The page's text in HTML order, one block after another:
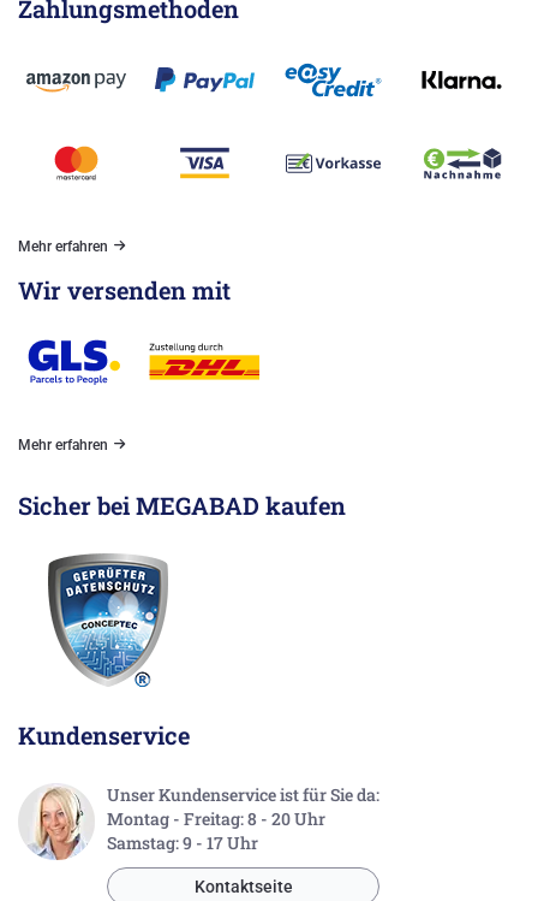
Zahlungsmethoden
Mehr erfahren
Wir versenden mit
Mehr erfahren
Sicher bei MEGABAD kaufen
Kundenservice
Unser Kundenservice ist für Sie da:
Montag - Freitag: 8 - 20 Uhr
Samstag: 9 - 17 Uhr
Kontaktseite